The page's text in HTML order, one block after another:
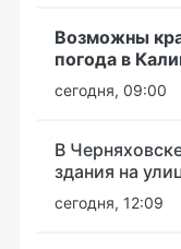
Возможны
погода в
сегодня, 09:00
В
здания на
сегодня, 12:09